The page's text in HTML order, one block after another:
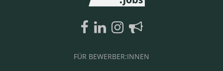
FÜR BEWERBER:INNEN